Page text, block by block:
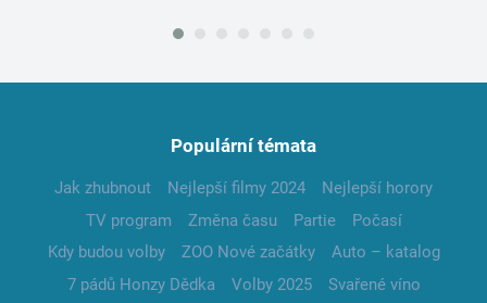
Populární témata
Jak zhubnout Nejlepší filmy 2024
Nejlepší horory
TV program
Změna času Partie
Počasí
Kdy budou volby
ZOO Nové začátky
Auto – katalog
7 pádů Honzy Dědka
Volby 2025
Svařené víno